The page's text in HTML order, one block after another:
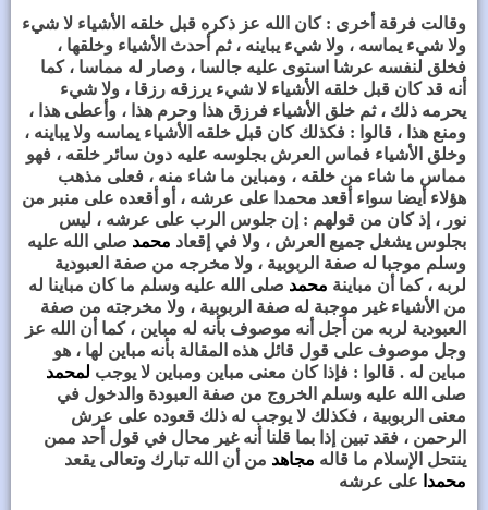
وقالت فرقة أخرى : كان الله عز ذكره قبل خلقه الأشياء لا شيء
ولا شيء يماسه ، ولا شيء يباينه ، ثم أحدث الأشياء وخلقها ،
فخلق لنفسه عرشا استوى عليه جالسا ، وصار له مماسا ، كما
أنه قد كان قبل خلقه الأشياء لا شيء يرزقه رزقا ، ولا شيء
يحرمه ذلك ، ثم خلق الأشياء فرزق هذا وحرم هذا ، وأعطى هذا ،
ومنع هذا ، قالوا : فكذلك كان قبل خلقه الأشياء يماسه ولا يباينه ،
وخلق الأشياء فماس العرش بجلوسه عليه دون سائر خلقه ، فهو
مماس ما شاء من خلقه ، ومباين ما شاء منه ، فعلى مذهب
هؤلاء أيضا سواء أقعد محمدا على عرشه ، أو أقعده على منبر من
نور ، إذ كان من قولهم : إن جلوس الرب على عرشه ، ليس
بجلوس يشغل جميع العرش ، ولا في إقعاد محمد صلى الله عليه
وسلم موجبا له صفة الربوبية ، ولا مخرجه من صفة العبودية
لربه ، كما أن مباينة محمد صلى الله عليه وسلم ما كان مباينا له
من الأشياء غير موجبة له صفة الربوبية ، ولا مخرجته من صفة
العبودية لربه من أجل أنه موصوف بأنه له مباين ، كما أن الله عز
وجل موصوف على قول قائل هذه المقالة بأنه مباين لها ، هو
مباين له . قالوا : فإذا كان معنى مباين ومباين لا يوجب لمحمد
صلى الله عليه وسلم الخروج من صفة العبودة والدخول في
معنى الربوبية ، فكذلك لا يوجب له ذلك قعوده على عرش
الرحمن ، فقد تبين إذا بما قلنا أنه غير محال في قول أحد ممن
ينتحل الإسلام ما قاله مجاهد من أن الله تبارك وتعالى يقعد
محمدا على عرشه